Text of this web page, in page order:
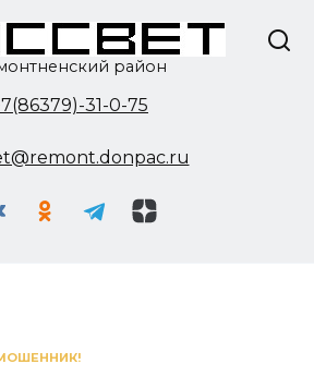
район
31-0-75